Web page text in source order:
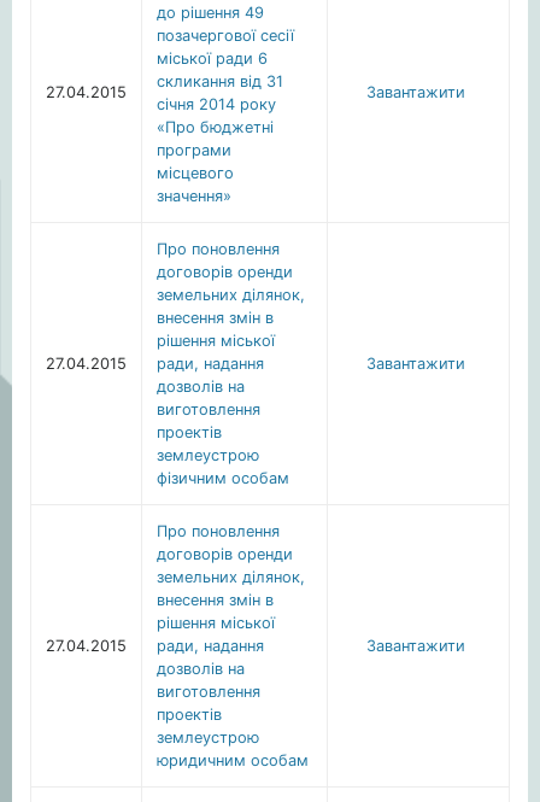
27.04.2015
до рішення 49
позачергової сесії
міської ради 6
скликання від 31
січня 2014 року
«Про бюджетні
програми
місцевого
значення»
Завантажити
27.04.2015
Про поновлення
договорів оренди
земельних ділянок,
внесення змін в
рішення міської
ради, надання
дозволів на
виготовлення
проектів
землеустрою
фізичним особам
Завантажити
27.04.2015
Про поновлення
договорів оренди
земельних ділянок,
внесення змін в
рішення міської
ради, надання
дозволів на
виготовлення
проектів
землеустрою
юридичним особам
Завантажити